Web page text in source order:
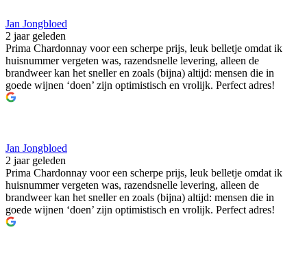
Jan Jongbloed
2 jaar geleden
Prima Chardonnay voor een scherpe prijs, leuk belletje omdat ik
huisnummer vergeten was, razendsnelle levering, alleen de
brandweer kan het sneller en zoals (bijna) altijd: mensen die in
goede wijnen ‘doen’ zijn optimistisch en vrolijk. Perfect adres!
Jan Jongbloed
2 jaar geleden
Prima Chardonnay voor een scherpe prijs, leuk belletje omdat ik
huisnummer vergeten was, razendsnelle levering, alleen de
brandweer kan het sneller en zoals (bijna) altijd: mensen die in
goede wijnen ‘doen’ zijn optimistisch en vrolijk. Perfect adres!